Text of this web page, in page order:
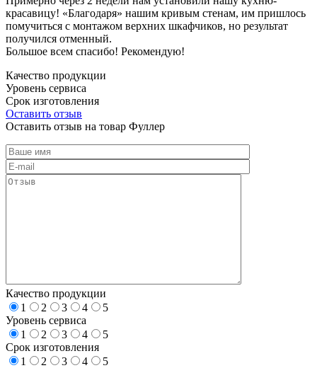
красавицу! «Благодаря» нашим кривым стенам, им пришлось
помучиться с монтажом верхних шкафчиков, но результат
получился отменный.
Большое всем спасибо! Рекомендую!
Качество продукции
Уровень сервиса
Срок изготовления
Оставить отзыв
Оставить отзыв на товар Фуллер
Качество продукции
1
2 3 4
5
Уровень сервиса
1
2 3 4
5
Срок изготовления
1
2 3 4
5